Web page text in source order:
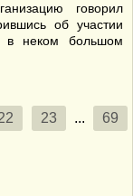
говорил
об участии
в неком большом
23 ... 69